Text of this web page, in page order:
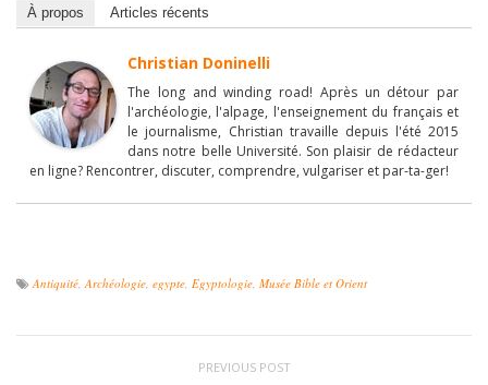
À propos Articles récents
Christian Doninelli
The long and winding road! Après un détour par
l'archéologie, l'alpage, l'enseignement du français et
le journalisme, Christian travaille depuis l'été 2015
dans notre belle Université. Son plaisir de rédacteur
en ligne? Rencontrer, discuter, comprendre, vulgariser et par-ta-ger!
Antiquité Archéologie egypte Egyptologie Musée Bible et Orient
PREVIOUS POST